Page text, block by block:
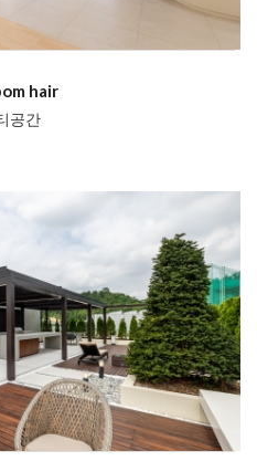
hair
공간